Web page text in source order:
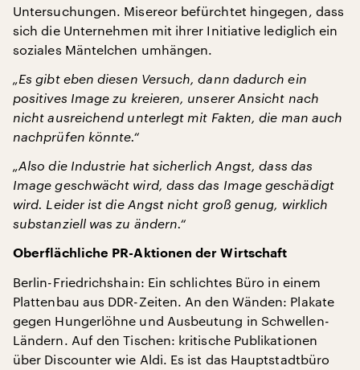
Untersuchungen. Misereor befürchtet hingegen, dass
sich die Unternehmen mit ihrer Initiative lediglich ein
soziales Mäntelchen umhängen.
„Es gibt eben diesen Versuch, dann dadurch ein
positives Image zu kreieren, unserer Ansicht nach
nicht ausreichend unterlegt mit Fakten, die man auch
nachprüfen könnte.“
„Also die Industrie hat sicherlich Angst, dass das
Image geschwächt wird, dass das Image geschädigt
wird. Leider ist die Angst nicht groß genug, wirklich
substanziell was zu ändern.“
Oberflächliche PR-Aktionen der Wirtschaft
Berlin-Friedrichshain: Ein schlichtes Büro in einem
Plattenbau aus DDR-Zeiten. An den Wänden: Plakate
gegen Hungerlöhne und Ausbeutung in Schwellen-
Ländern. Auf den Tischen: kritische Publikationen
über Discounter wie Aldi. Es ist das Hauptstadtbüro